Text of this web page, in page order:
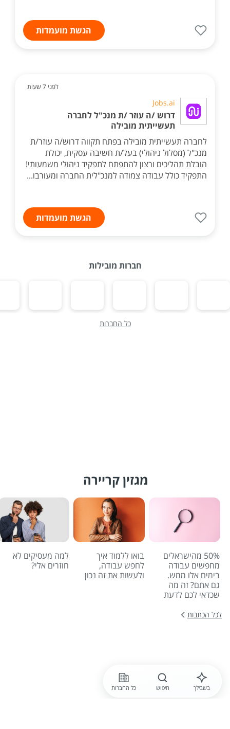
הגשת מועמדות
לפני 7 שעות
Jobs.ai
דרוש /ה עוזר /ת מנכ"ל לחברה
תעשייתית מובילה
לחברה תעשייתית מובילה בפתח תקווה דרוש/ה עוזר/ת
מנכ"ל (מסלול ניהולי) בעל/ת חשיבה עסקית, יכולת
הובלת תהליכים ורצון להתפתח לתפקיד ניהולי משמעותי!
התפקיד כולל עבודה צמודה למנכ"לית החברה ומעורבו...
הגשת מועמדות
חברות מובילות
כל החברות
מגזין קריירה
50% מהישראלים
מחפשים עבודה
בימים אלו ממש.
גם אתם? זה מה
שכדאי לכם לדעת
בואו ללמוד איך
לחפש עבודה,
ולעשות את זה נכון
למה מעסיקים לא
חוזרים אלי?
לכל הכתבות
בשבילך חיפוש כל החברות